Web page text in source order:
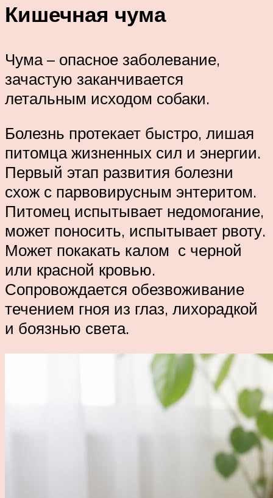
Кишечная чума
Чума – опасное заболевание,
зачастую заканчивается
летальным исходом собаки.
Болезнь протекает быстро, лишая
питомца жизненных сил и энергии.
Первый этап развития болезни
схож с парвовирусным энтеритом.
Питомец испытывает недомогание,
может поносить, испытывает рвоту.
Может покакать калом с черной
или красной кровью.
Сопровождается обезвоживание
течением гноя из глаз, лихорадкой
и боязнью света.